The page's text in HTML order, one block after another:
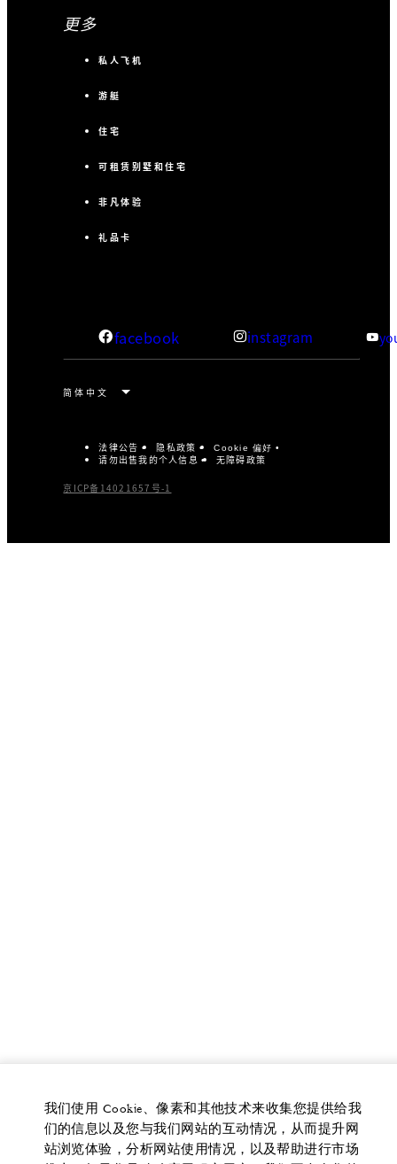
更多
私人飞机
游艇
住宅
可租赁别墅和住宅
非凡体验
礼品卡
facebook instagram
法律公告 隐私政策 Cookie 偏好
请勿出售我的个人信息 无障碍政策
京ICP备14021657号-1
我们使用 Cookie、像素和其他技术来收集您提供给我
们的信息以及您与我们网站的互动情况，从而提升网
站浏览体验，分析网站使用情况，以及帮助进行市场